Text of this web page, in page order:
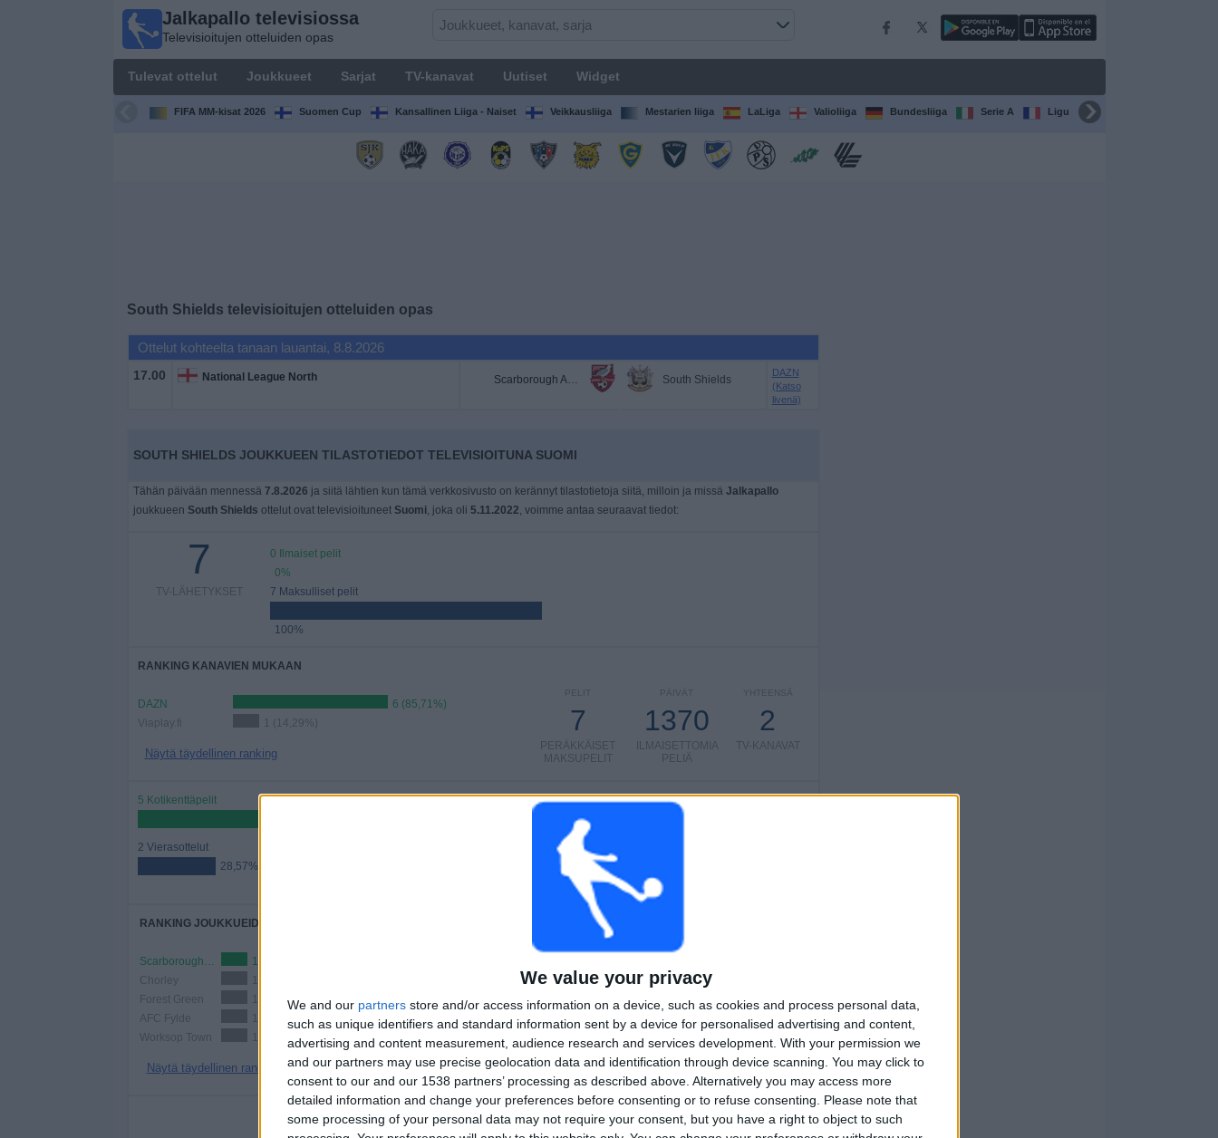
We value your privacy
We and our partners store and/or access information on a device, such as cookies and process personal data,
such as unique identifiers and standard information sent by a device for personalised advertising and content,
advertising and content measurement, audience research and services development. With your permission we
and our partners may use precise geolocation data and identification through device scanning. You may click to
consent to our and our 1538 partners’ processing as described above. Alternatively you may access more
detailed information and change your preferences before consenting or to refuse consenting.
Please note that
some processing of your personal data may not require your consent, but you have a right to object to such
Jalkapallo televisiossa
Televisioitujen otteluiden opas
Tulevat ottelut Joukkueet Sarjat TV-kanavat Uutiset Widget
FIFA MM-kisat 2026 Suomen Cup Kansallinen Liiga - Naiset Veikkausliiga Mestarien liiga LaLiga Valioliiga Bundesliiga Serie A Ligue 1
South Shields televisioitujen otteluiden opas
Ottelut kohteelta tanaan lauantai, 8.8.2026
17.00 National League North Scarborough Athletic South Shields
DAZN
(Katso
livenä)
SOUTH SHIELDS JOUKKUEEN TILASTOTIEDOT TELEVISIOITUNA SUOMI
Tähän päivään mennessä 7.8.2026 ja siitä lähtien kun tämä verkkosivusto on kerännyt tilastotietoja siitä, milloin ja missä Jalkapallo
joukkueen South Shields ottelut ovat televisioituneet Suomi, joka oli 5.11.2022, voimme antaa seuraavat tiedot:
7
TV-LÄHETYKSET
0 Ilmaiset pelit
0%
7 Maksulliset pelit
100%
RANKING KANAVIEN MUKAAN
DAZN
6 (85,71%)
Viaplay.fi
1 (14,29%)
Näytä täydellinen ranking
YHTEENSÄ
2
TV-KANAVAT
PÄIVÄT
1370
ILMAISETTOMIA
PELIÄ
PELIT
7
PERÄKKÄISET
MAKSUPELIT
5 Kotikenttäpelit
2 Vierasottelut
28,57%
MAKSIMI
Scarborough
Athletic
2
KILPAILUT
RANKING JOUKKUEIDEN MUKAAN
Scarborough Athletic
1 (14,29%)
Chorley
Forest Green
1 (14,29%)
AFC Fylde
Worksop Town
1 (14,29%)
Näytä täydellinen ranking
RANKING KILPAILUJEN MUKAAN
1 (14,29%)
Näytä täydellinen ranking
PELIT VIIKONPÄIVIEN MUKAAN
Jalkapallo
televisiossa
Televisioitujen
otteluiden opas